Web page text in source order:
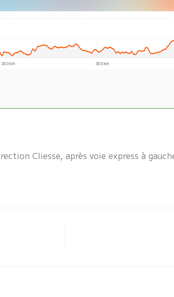
Cliesse, après voie express à